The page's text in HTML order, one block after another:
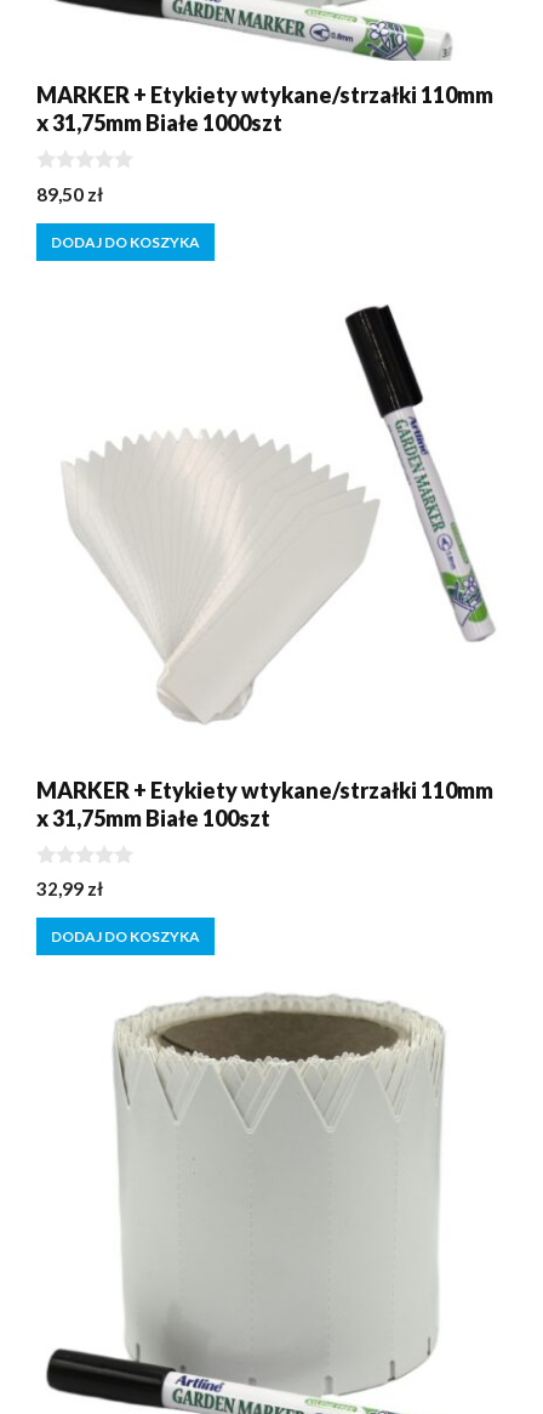
MARKER + Etykiety wtykane/strzałki 110mm
x 31,75mm Białe 1000szt
0
z
5
89,50 zł
DODAJ DO KOSZYKA
MARKER + Etykiety wtykane/strzałki 110mm
x 31,75mm Białe 100szt
0
z
5
32,99 zł
DODAJ DO KOSZYKA